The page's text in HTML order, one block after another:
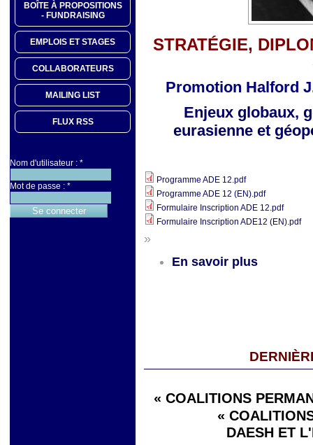
BOÎTE À PROPOSITIONS
- FUNDRAISING
EMPLOIS ET STAGES
COLLABORATEURS
MAILING LIST
FLUX RSS
Nom d'utilisateur : *
Mot de passe : *
STRATÉGIE,
Promotion Halford
Enjeux globaux,
eurasienneet
Programme ADE 12.pdf
Programme ADE 12 (EN).pdf
Formulaire Inscription ADE 12.pdf
Formulaire Inscription ADE12 (EN).pdf
»
En savoir plus
« COALITIONS
«
DAESH ET